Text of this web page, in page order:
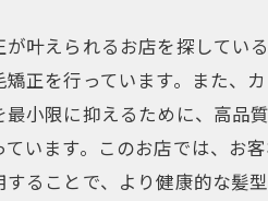
叶えられるお店を探してい
正を行っています。また、
最小限に抑えるために、高品
ています。このお店では、お
することで、より健康的な髪